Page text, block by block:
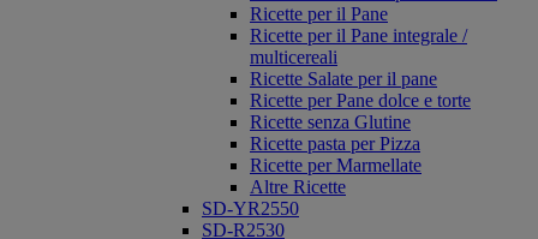
Ricette per il Pane
Ricette per il Pane integrale /
multicereali
Ricette Salate per il pane
Ricette per Pane dolce e torte
Ricette senza Glutine
Ricette pasta per Pizza
Ricette per Marmellate
Altre Ricette
SD-YR2550
SD-R2530